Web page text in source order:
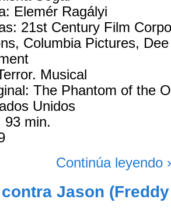
Elemér Ragályi
21st Century Film
Columbia Pictures,
Musical
The Phantom of the
Unidos
93 min.
Continúa leyendo
Jason